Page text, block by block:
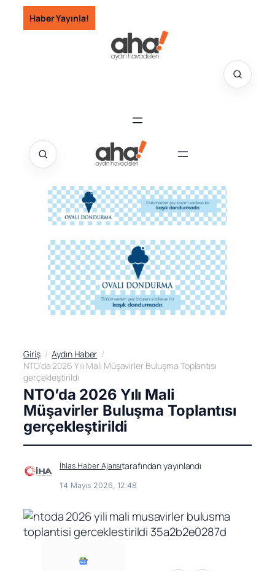
İçeriğe
geç
Haber Yayınla!
Giriş
Aydın Haber
NTO’da 2026 Yılı Mali Müşavirler Buluşma Toplantısı
gerçekleştirildi
NTO’da 2026 Yılı Mali
Müşavirler Buluşma Toplantısı
gerçekleştirildi
İhlas Haber Ajansıtarafından yayınlandı
14 Mayıs 2026, 12:48